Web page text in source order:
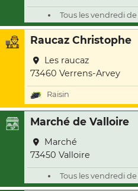
Tous les vendredi
Raucaz Christophe
Les raucaz
73460 Verrens-Arvey
Raisin
Marché de Valloire
Marché
73450 Valloire
Tous les vendredi